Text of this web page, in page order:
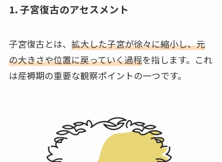
1. 子宮復古のアセスメント
子宮復古とは、 拡大した子宮が徐々に縮小し、元
の大きさや位置に戻っていく過程を指します。これ
は産褥期の重要な観察ポイントの一つです。